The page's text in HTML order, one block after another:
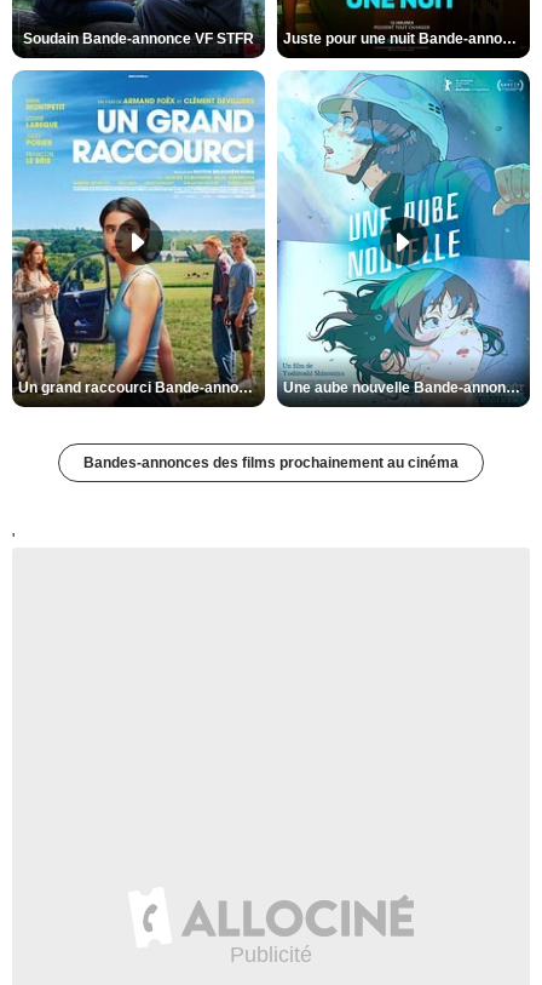
Soudain Bande-annonce VF STFR Juste pour une nuit Bande-annonce VO STFR
Un grand raccourci Bande-annonce VF Une aube nouvelle Bande-annonce VO STFR
Bandes-annonces des films prochainement au cinéma
'